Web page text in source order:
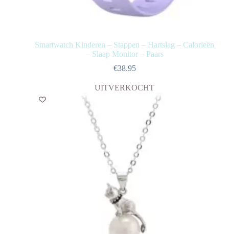
Smartwatch Kinderen – Stappen – Hartslag – Calorieën
– Slaap Monitor – Paars
€38.95
UITVERKOCHT